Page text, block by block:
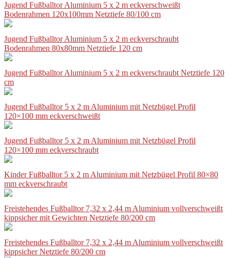
Jugend Fußballtor Aluminium 5 x 2 m eckverschweißt
Bodenrahmen 120x100mm Netztiefe 80/100 cm
Jugend Fußballtor Aluminium 5 x 2 m eckverschraubt
Bodenrahmen 80x80mm Netztiefe 120 cm
Jugend Fußballtor Aluminium 5 x 2 m eckverschraubt Netztiefe 120
cm
Jugend Fußballtor 5 x 2 m Aluminium mit Netzbügel Profil
120×100 mm eckverschweißt
Jugend Fußballtor 5 x 2 m Aluminium mit Netzbügel Profil
120×100 mm eckverschraubt
Kinder Fußballtor 5 x 2 m Aluminium mit Netzbügel Profil 80×80
mm eckverschraubt
Freistehendes Fußballtor 7,32 x 2,44 m Aluminium vollverschweißt
kippsicher mit Gewichten Netztiefe 80/200 cm
Freistehendes Fußballtor 7,32 x 2,44 m Aluminium vollverschweißt
kippsicher Netztiefe 80/200 cm